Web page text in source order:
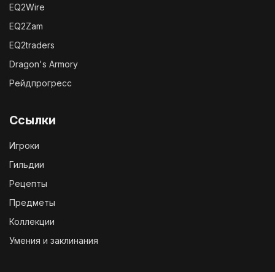
EQ2Wire
EQ2Zam
EQ2traders
Dragon's Armory
Рейдпрогресс
Ссылки
Игроки
Гильдии
Рецепты
Предметы
Коллекции
Умения и заклинания